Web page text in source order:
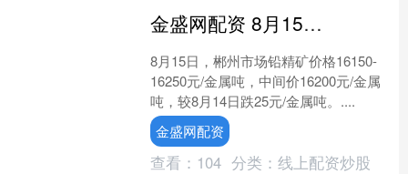
金盛网配资 8月15日，郴州市场铅精矿价格16150-16250元/金属吨，中间价16200元/金属吨，较8月14日跌25元/金属吨。
8月15日，郴州市场铅精矿价格16150-
16250元/金属吨，中间价16200元/金属
吨，较8月14日跌25元/金属吨。....
金盛网配资
查看： 104 分类： 线上配资炒股